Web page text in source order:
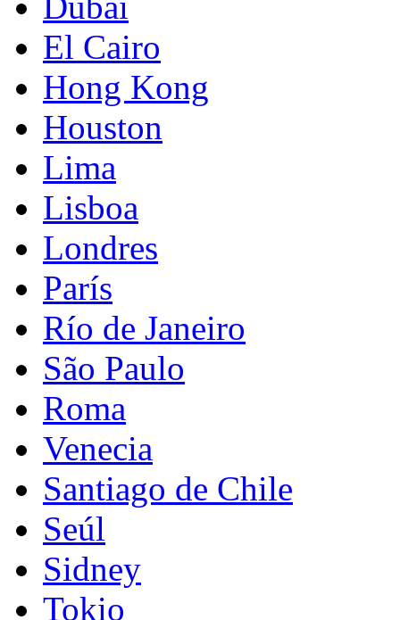
El Cairo
Hong Kong
Houston
Lima
Lisboa
Londres
París
Río de Janeiro
São Paulo
Roma
Venecia
Santiago de Chile
Seúl
Sidney
Tokio